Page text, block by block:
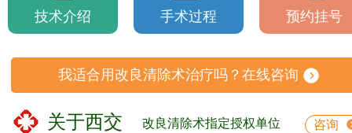
技术介绍 手术过程 预约挂号
我适合用改良清除术治疗吗？在线咨询
关于西交 改良清除术指定授权单位 咨询